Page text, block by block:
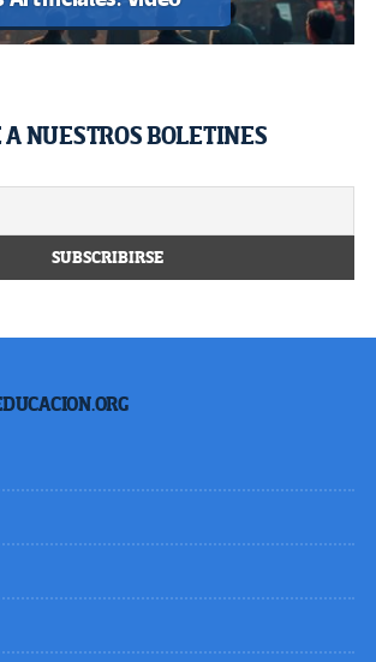
NUESTROS BOLETINES